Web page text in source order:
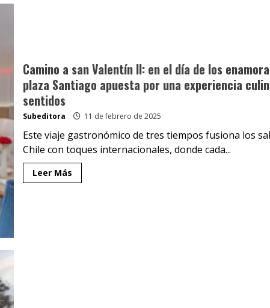
Camino a san Valentín II: en el día de los
plaza Santiago apuesta por una experiencia
sentidos
Subeditora 11 de febrero de 2025
Este viaje gastronómico de tres tiempos fusiona los
Chile con toques internacionales, donde cada...
Leer Más